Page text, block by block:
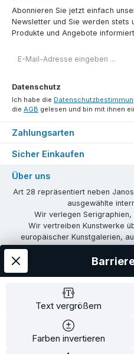
Abonnieren Sie jetzt einfach
Newsletter und Sie werden stets
Produkte und Angebote
Mail-
Datenschutz
Ich habe die
die AGB gelesen und bin mit ihnen
Zahlungsarten
Sicher Einkaufen
Über uns
Art 28 repräsentiert neben
ausgewählte
Wir verlegen Serigraphien,
Wir vertreiben Kunstwerke
europäischer Kunstgalerien,
Wir vermitteln Lizenzen und
Unsere Communities
Text vergrößern
Farben invertieren